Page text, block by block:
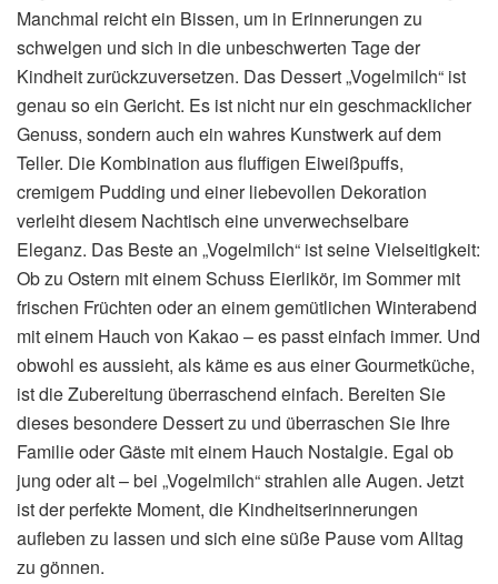
Manchmal reicht ein Bissen, um in Erinnerungen zu
schwelgen und sich in die unbeschwerten Tage der
Kindheit zurückzuversetzen. Das Dessert „Vogelmilch“ ist
genau so ein Gericht. Es ist nicht nur ein geschmacklicher
Genuss, sondern auch ein wahres Kunstwerk auf dem
Teller. Die Kombination aus fluffigen Eiweißpuffs,
cremigem Pudding und einer liebevollen Dekoration
verleiht diesem Nachtisch eine unverwechselbare
Eleganz. Das Beste an „Vogelmilch“ ist seine Vielseitigkeit:
Ob zu Ostern mit einem Schuss Eierlikör, im Sommer mit
frischen Früchten oder an einem gemütlichen Winterabend
mit einem Hauch von Kakao – es passt einfach immer. Und
obwohl es aussieht, als käme es aus einer Gourmetküche,
ist die Zubereitung überraschend einfach. Bereiten Sie
dieses besondere Dessert zu und überraschen Sie Ihre
Familie oder Gäste mit einem Hauch Nostalgie. Egal ob
jung oder alt – bei „Vogelmilch“ strahlen alle Augen. Jetzt
ist der perfekte Moment, die Kindheitserinnerungen
aufleben zu lassen und sich eine süße Pause vom Alltag
zu gönnen.